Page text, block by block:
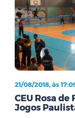
21/08/2018, às
CEU Rosa de
Jogos